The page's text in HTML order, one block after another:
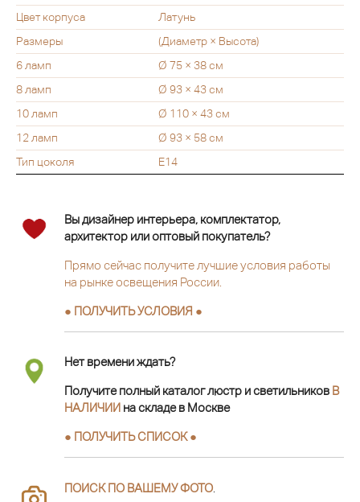
Цвет корпуса
Латунь
Размеры
(Диаметр × Высота)
6 ламп
Ø 75 × 38 см
8 ламп
Ø 93 × 43 см
10 ламп
Ø 110 × 43 см
12 ламп
Ø 93 × 58 см
Тип цоколя
Е14
Вы дизайнер интерьера, комплектатор,
архитектор или оптовый покупатель?
Прямо сейчас получите лучшие условия работы
на рынке освещения России.
● ПОЛУЧИТЬ УСЛОВИЯ ●
Нет времени ждать?
Получите полный каталог люстр и светильников В
НАЛИЧИИ на складе в Москве
● ПОЛУЧИТЬ СПИСОК ●
ПОИСК ПО ВАШЕМУ ФОТО